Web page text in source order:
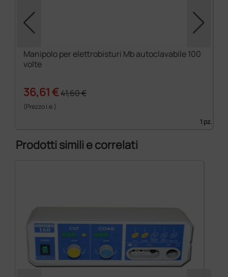
Manipolo per elettrobisturi Mb autoclavabile 100
volte
36,61 €41,60 €
(Prezzo i.e.)
1 pz.
Prodotti simili e correlati